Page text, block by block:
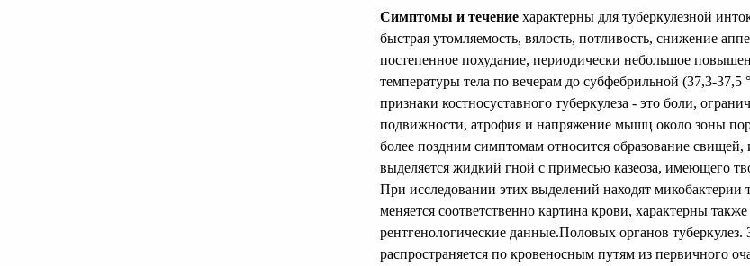
Симптомы и течение характерны для туберкулезной
быстрая утомляемость, вялость, потливость, снижение
постепенное похудание, периодически небольшое
температуры тела по вечерам до субфебрильной (37,3-37,5
признаки костносуставного туберкулеза - это боли,
подвижности, атрофия и напряжение мышц около зоны
более поздним симптомам относится образование свищей,
выделяется жидкий гной с примесью казеоза, имеющего
При исследовании этих выделений находят микобактерии
меняется соответственно картина крови, характерны также
рентгенологические данные.Половых органов туберкулез.
распространяется по кровеносным путям из первичного